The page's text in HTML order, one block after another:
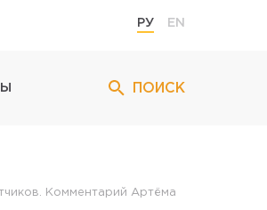
РУ EN
ПОИСК
Комментарий Артёма